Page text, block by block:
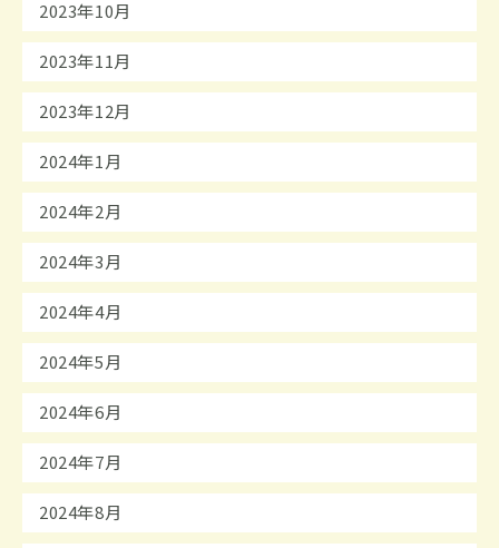
2023年10月
2023年11月
2023年12月
2024年1月
2024年2月
2024年3月
2024年4月
2024年5月
2024年6月
2024年7月
2024年8月